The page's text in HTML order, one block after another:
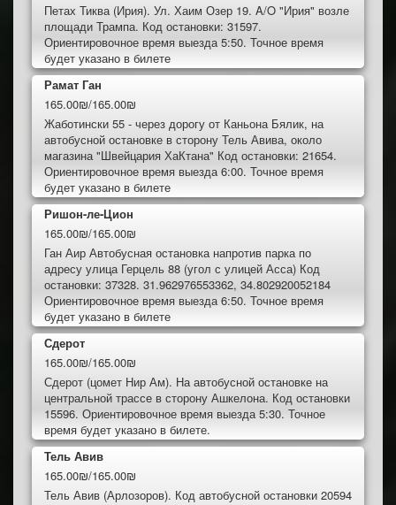
Петах Тиква (Ирия). Ул. Хаим Озер 19. A/O "Ирия" возле
площади Трампа. Код остановки: 31597.
Ориентировочное время выезда 5:50. Точное время
будет указано в билете
Рамат Ган
165.00₪/165.00₪
Жаботински 55 - через дорогу от Каньона Бялик, на
автобусной остановке в сторону Тель Авива, около
магазина "Швейцария ХаКтана" Код остановки: 21654.
Ориентировочное время выезда 6:00. Точное время
будет указано в билете
Ришон-ле-Цион
165.00₪/165.00₪
Ган Аир Автобусная остановка напротив парка по
адресу улица Герцель 88 (угол с улицей Асса) Код
остановки: 37328. 31.962976553362, 34.802920052184
Ориентировочное время выезда 6:50. Точное время
будет указано в билете
Сдерот
165.00₪/165.00₪
Сдерот (цомет Нир Ам). На автобусной остановке на
центральной трассе в сторону Ашкелона. Код остановки
15596. Ориентировочное время выезда 5:30. Точное
время будет указано в билете.
Тель Авив
165.00₪/165.00₪
Тель Авив (Арлозоров). Код автобусной остановки 20594